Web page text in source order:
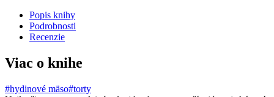
Popis knihy
Podrobnosti
Recenzie
Viac o knihe
#hydinové mäso#torty